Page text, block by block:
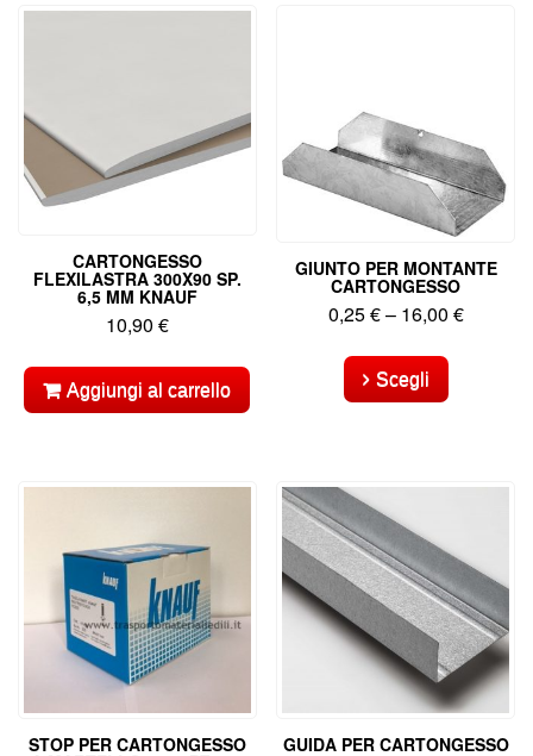
CARTONGESSO
FLEXILASTRA 300X90 SP.
6,5 MM KNAUF
10,90 €
Aggiungi al carrello
GIUNTO PER MONTANTE
CARTONGESSO
0,25€– 16,00 €
Scegli
prodotto
ha
opzioni
scelte
nella
pagina
del
prodotto
STOP PER CARTONGESSO GUIDA PER CARTONGESSO